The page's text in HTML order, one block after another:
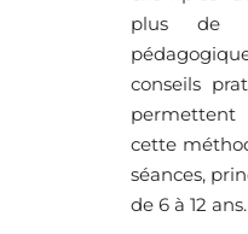
plus de
conseils
permettent
cette
séances,
de 6 à 12 ans.